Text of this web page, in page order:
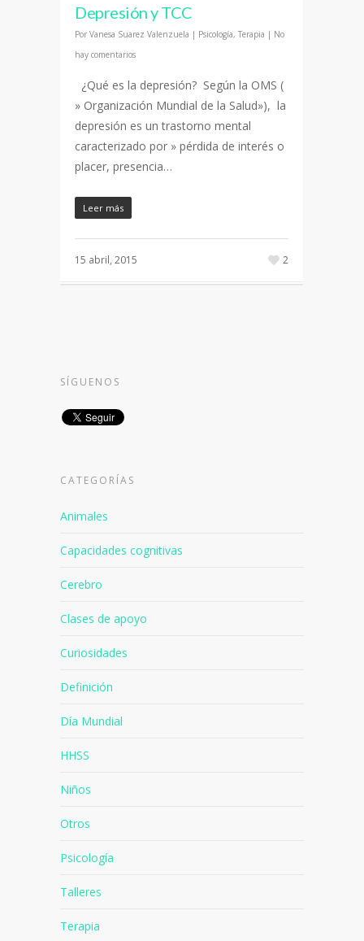
Depresión y TCC
Por Vanesa Suarez Valenzuela | Psicología, Terapia | No
hay comentarios
¿Qué es la depresión? Según la OMS (
» Organización Mundial de la Salud»), la
depresión es un trastorno mental
caracterizado por » pérdida de interés o
placer, presencia…
Leer más
15 abril, 2015 2
SÍGUENOS
CATEGORÍAS
Animales
Capacidades cognitivas
Cerebro
Clases de apoyo
Curiosidades
Definición
Día Mundial
HHSS
Niños
Otros
Psicología
Talleres
Terapia